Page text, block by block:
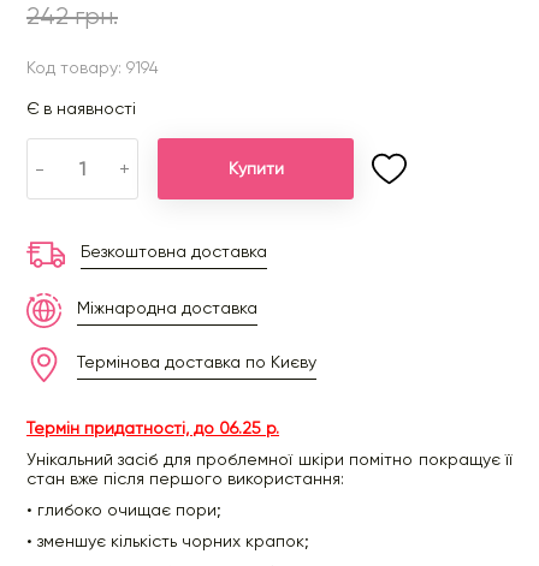
242 грн.
Код товару: 9194
Є в наявності
- + Купити
Безкоштовна доставка
Міжнародна доставка
Термінова доставка по Києву
Термін придатності, до 06.25 р.
Унікальний засіб для проблемної шкіри помітно покращує її
стан вже після першого використання:
• глибоко очищає пори;
• зменшує кількість чорних крапок;